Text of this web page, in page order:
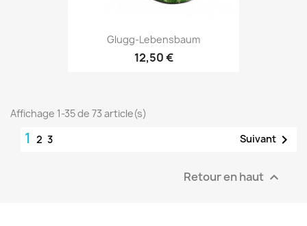
Glugg-Lebensbaum
12,50 €
Affichage 1-35 de 73 article(s)
1 2 3 Suivant 
Retour en haut 